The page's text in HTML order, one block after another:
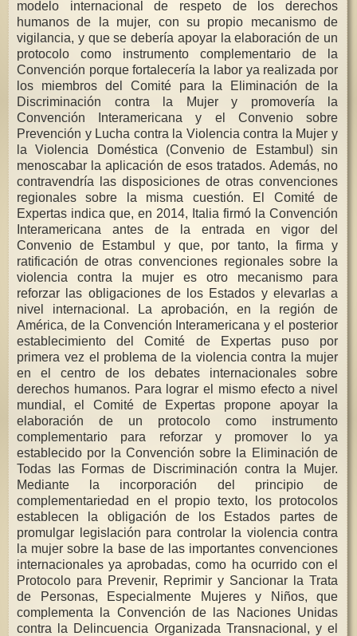
modelo internacional de respeto de los derechos
humanos de la mujer, con su propio mecanismo de
vigilancia, y que se debería apoyar la elaboración de un
protocolo como instrumento complementario de la
Convención porque fortalecería la labor ya realizada por
los miembros del Comité para la Eliminación de la
Discriminación contra la Mujer y promovería la
Convención Interamericana y el Convenio sobre
Prevención y Lucha contra la Violencia contra la Mujer y
la Violencia Doméstica (Convenio de Estambul) sin
menoscabar la aplicación de esos tratados. Además, no
contravendría las disposiciones de otras convenciones
regionales sobre la misma cuestión. El Comité de
Expertas indica que, en 2014, Italia firmó la Convención
Interamericana antes de la entrada en vigor del
Convenio de Estambul y que, por tanto, la firma y
ratificación de otras convenciones regionales sobre la
violencia contra la mujer es otro mecanismo para
reforzar las obligaciones de los Estados y elevarlas a
nivel internacional. La aprobación, en la región de
América, de la Convención Interamericana y el posterior
establecimiento del Comité de Expertas puso por
primera vez el problema de la violencia contra la mujer
en el centro de los debates internacionales sobre
derechos humanos. Para lograr el mismo efecto a nivel
mundial, el Comité de Expertas propone apoyar la
elaboración de un protocolo como instrumento
complementario para reforzar y promover lo ya
establecido por la Convención sobre la Eliminación de
Todas las Formas de Discriminación contra la Mujer.
Mediante la incorporación del principio de
complementariedad en el propio texto, los protocolos
establecen la obligación de los Estados partes de
promulgar legislación para controlar la violencia contra
la mujer sobre la base de las importantes convenciones
internacionales ya aprobadas, como ha ocurrido con el
Protocolo para Prevenir, Reprimir y Sancionar la Trata
de Personas, Especialmente Mujeres y Niños, que
complementa la Convención de las Naciones Unidas
contra la Delincuencia Organizada Transnacional, y el